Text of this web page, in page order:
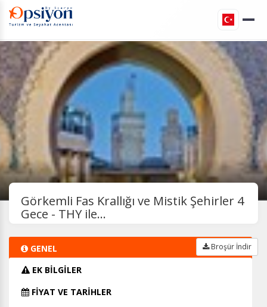
Görkemli Fas Krallığı ve Mistik Şehirler 4
Gece - THY ile...
GENEL
EK BİLGİLER
FİYAT VE TARİHLER
Broşür İndir